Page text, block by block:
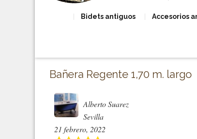
Bidets antiguos Accesorios
Bañera Regente 1,70 m. largo
Alberto Suarez
Sevilla
21 febrero, 2022